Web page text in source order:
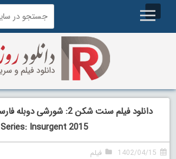
Series: Insurgent 2015
1402/04/15 فیلم